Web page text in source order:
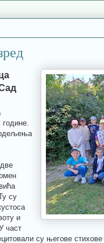
одељења
су
и
част
су његове